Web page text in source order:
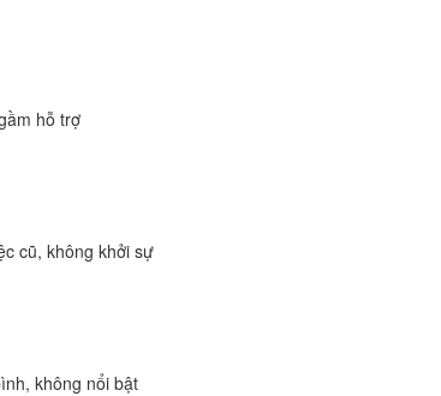
hỗ trợ
cũ, không khởi sự
không nổi bật